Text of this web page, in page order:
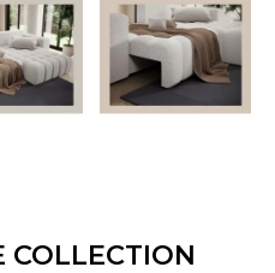
COLLECTION